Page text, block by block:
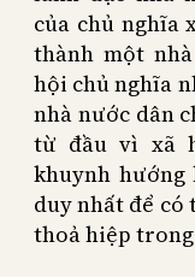
của chủ nghĩa
thành một
hội chủ nghĩa
nhà nước dân
từ đầu vì xã
khuynh hướng
duy nhất để
thoả hiệp trong